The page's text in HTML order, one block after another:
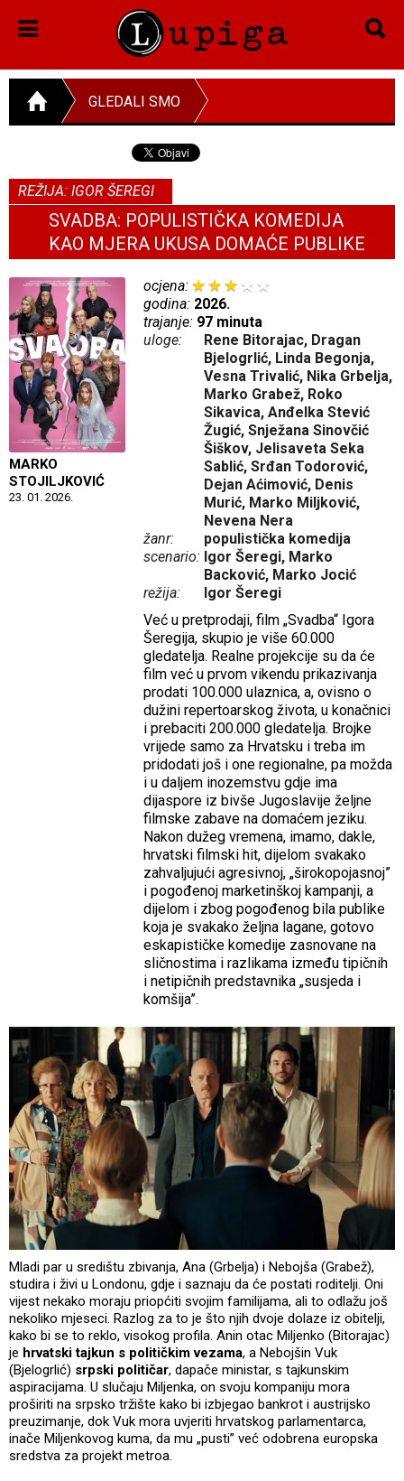
GLEDALI SMO
REŽIJA: IGOR ŠEREGI
SVADBA: POPULISTIČKA KOMEDIJA
KAO MJERA UKUSA DOMAĆE PUBLIKE
MARKO
STOJILJKOVIĆ
23. 01. 2026.
ocjena:
godina: 2026.
trajanje: 97 minuta
uloge:
Rene Bitorajac, Dragan
Bjelogrlić, Linda Begonja,
Vesna Trivalić, Nika Grbelja,
Marko Grabež, Roko
Sikavica, Anđelka Stević
Žugić, Snježana Sinovčić
Šiškov, Jelisaveta Seka
Sablić, Srđan Todorović,
Dejan Aćimović, Denis
Murić, Marko Miljković,
Nevena Nera
žanr:
populistička komedija
scenario: Igor Šeregi, Marko
Backović, Marko Jocić
režija:
Igor Šeregi
Već u pretprodaji, film „Svadba“ Igora
Šeregija, skupio je više 60.000
gledatelja. Realne projekcije su da će
film već u prvom vikendu prikazivanja
prodati 100.000 ulaznica, a, ovisno o
dužini repertoarskog života, u konačnici
i prebaciti 200.000 gledatelja. Brojke
vrijede samo za Hrvatsku i treba im
pridodati još i one regionalne, pa možda
i u daljem inozemstvu gdje ima
dijaspore iz bivše Jugoslavije željne
filmske zabave na domaćem jeziku.
Nakon dužeg vremena, imamo, dakle,
hrvatski filmski hit, dijelom svakako
zahvaljujući agresivnoj, „širokopojasnoj”
i pogođenoj marketinškoj kampanji, a
dijelom i zbog pogođenog bila publike
koja je svakako željna lagane, gotovo
eskapističke komedije zasnovane na
sličnostima i razlikama između tipičnih
i netipičnih predstavnika „susjeda i
komšija”.
Mladi par u središtu zbivanja, Ana (Grbelja) i Nebojša (Grabež),
studira i živi u Londonu, gdje i saznaju da će postati roditelji. Oni
vijest nekako moraju priopćiti svojim familijama, ali to odlažu još
nekoliko mjeseci. Razlog za to je što njih dvoje dolaze iz obitelji,
kako bi se to reklo, visokog profila. Anin otac Miljenko (Bitorajac)
je hrvatski tajkun s političkim vezama, a Nebojšin Vuk
(Bjelogrlić) srpski političar, dapače ministar, s tajkunskim
aspiracijama. U slučaju Miljenka, on svoju kompaniju mora
proširiti na srpsko tržište kako bi izbjegao bankrot i austrijsko
preuzimanje, dok Vuk mora uvjeriti hrvatskog parlamentarca,
inače Miljenkovog kuma, da mu „pusti” već odobrena europska
sredstva za projekt metroa.